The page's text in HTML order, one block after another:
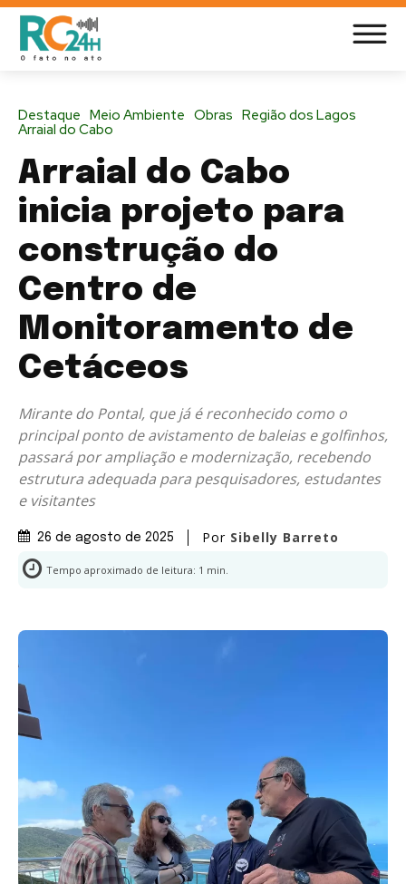
Destaque Meio Ambiente Obras Região dos Lagos
Arraial do Cabo
Arraial do Cabo
inicia projeto para
construção do
Centro de
Monitoramento de
Cetáceos
Mirante do Pontal, que já é reconhecido como o
principal ponto de avistamento de baleias e golfinhos,
passará por ampliação e modernização, recebendo
estrutura adequada para pesquisadores, estudantes
e visitantes
26 de agosto de 2025 Por Sibelly Barreto
Tempo aproximado de leitura: 1 min.